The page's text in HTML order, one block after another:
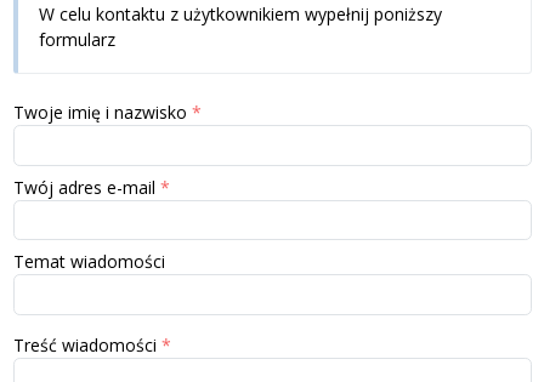
W celu kontaktu z użytkownikiem wypełnij poniższy
formularz
Twoje imię i nazwisko
Twój adres e-mail
Temat wiadomości
Treść wiadomości